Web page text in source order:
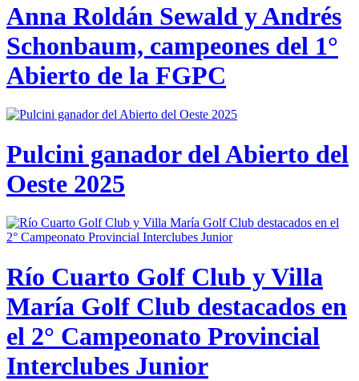
Anna Roldán Sewald y Andrés
Schonbaum, campeones del 1°
Abierto de la FGPC
Pulcini ganador del Abierto del
Oeste 2025
Río Cuarto Golf Club y Villa
María Golf Club destacados en
el 2° Campeonato Provincial
Interclubes Junior